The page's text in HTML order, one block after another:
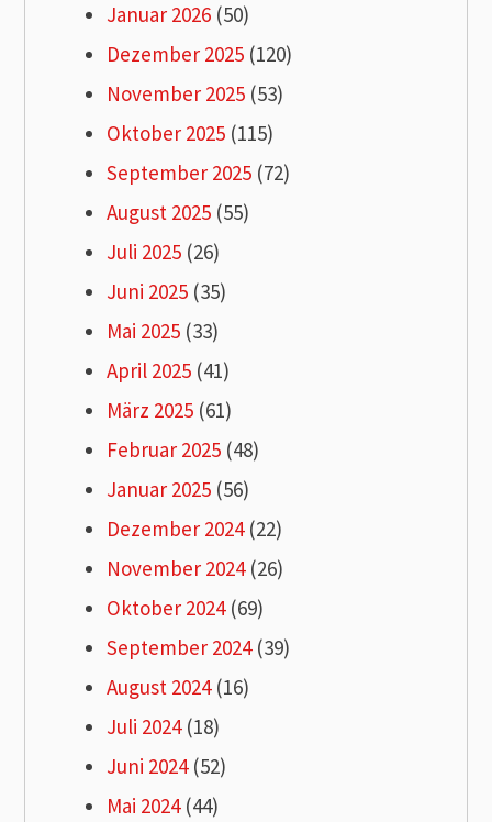
Januar 2026 (50)
Dezember 2025 (120)
November 2025 (53)
Oktober 2025 (115)
September 2025 (72)
August 2025 (55)
Juli 2025 (26)
Juni 2025 (35)
Mai 2025 (33)
April 2025 (41)
März 2025 (61)
Februar 2025 (48)
Januar 2025 (56)
Dezember 2024(22)
November 2024(26)
Oktober 2024(69)
September 2024(39)
August 2024(16)
Juli 2024(18)
Juni 2024(52)
Mai 2024(44)